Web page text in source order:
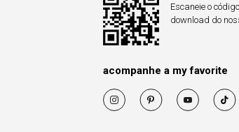
Escaneie o
download do
acompanhe a my favorite